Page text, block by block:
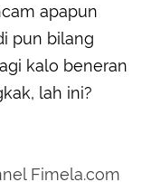
apapun
pun bilang
kalo beneran
lah ini?
Fimela.com